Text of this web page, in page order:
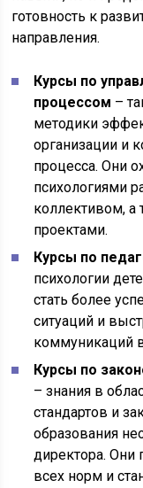
готовность к
направления.
Курсы по
процессом –
методики
организации и
процесса. Они
психологиями
коллективом,
проектами.
Курсы по
психологии
стать более
ситуаций и
коммуникаций
Курсы по
– знания в
стандартов и
образования
директора. Они
всех норм и